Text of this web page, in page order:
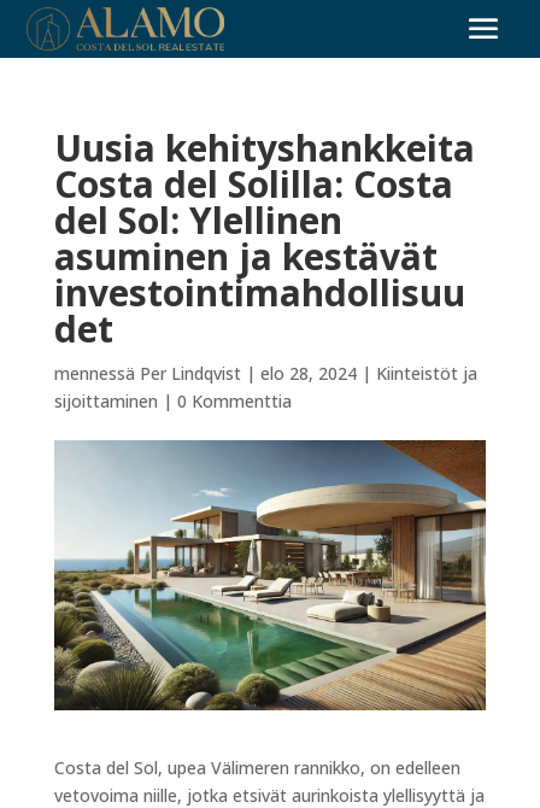
Uusia kehityshankkeita
Costa del Solilla: Costa
del Sol: Ylellinen
asuminen ja kestävät
investointimahdollisuu
det
mennessä Per Lindqvist| elo 28, 2024| Kiinteistöt ja
sijoittaminen | 0 Kommenttia
Costa del Sol, upea Välimeren rannikko, on edelleen
vetovoima niille, jotka etsivät aurinkoista ylellisyyttä ja